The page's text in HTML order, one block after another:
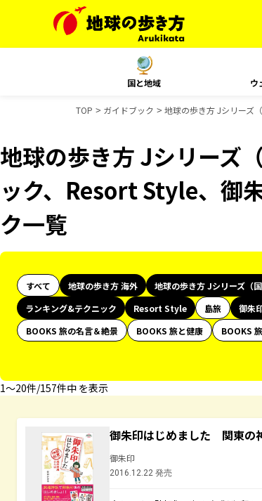
国と地域 ウ
TOP ガイドブック 地球の歩き方 Jシリーズ
地球の歩き方 Jシリーズ
ック、Resort Style、御
ク一覧
すべて 地球の歩き方 海外 地球の歩き方 Jシリーズ（国
ランキング&テクニック
Resort Style 島旅 御朱
BOOKS 旅の名言＆絶景
BOOKS 旅と健康 BOOKS
1〜20件/157件中 を表示
御朱印はじめました 関東
御朱印
2016.12.22 発売